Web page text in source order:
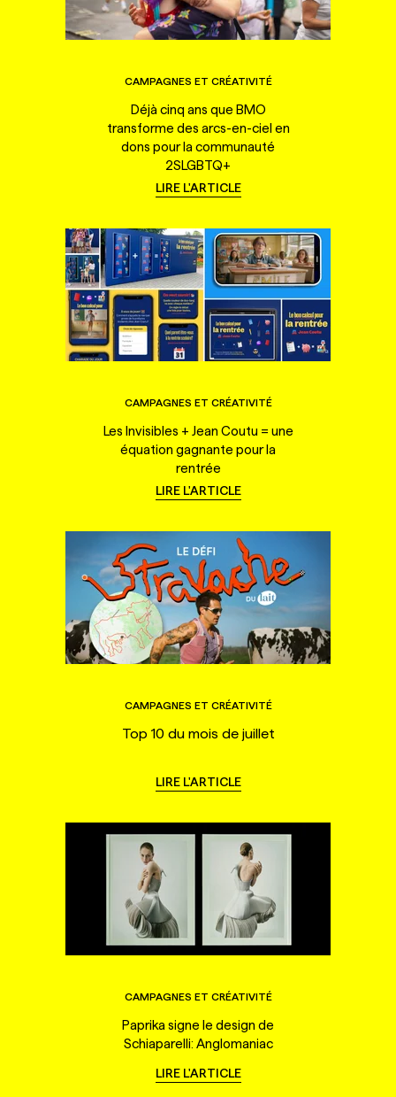
CAMPAGNES ET CRÉATIVITÉ
Déjà cinq ans que BMO
transforme des arcs-en-ciel en
dons pour la communauté
2SLGBTQ+
LIRE L'ARTICLE
CAMPAGNES ET CRÉATIVITÉ
Les Invisibles + Jean Coutu = une
équation gagnante pour la
rentrée
LIRE L'ARTICLE
CAMPAGNES ET CRÉATIVITÉ
Top 10 du mois de juillet
LIRE L'ARTICLE
CAMPAGNES ET CRÉATIVITÉ
Paprika signe le design de
Schiaparelli: Anglomaniac
LIRE L'ARTICLE